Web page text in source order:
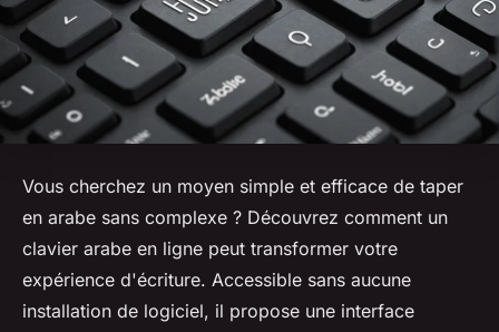
Vous cherchez un moyen simple et efficace de taper
en arabe sans complexe ? Découvrez comment un
clavier arabe en ligne peut transformer votre
expérience d'écriture. Accessible sans aucune
installation de logiciel, il propose une interface